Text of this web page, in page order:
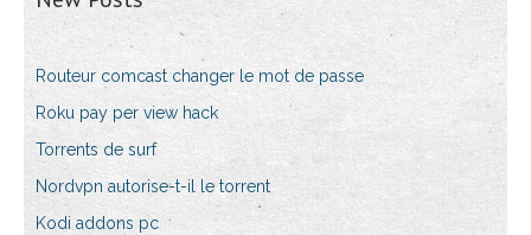
Routeur comcast changer le mot de passe
Roku pay per view hack
Torrents de surf
Nordvpn autorise-t-il le torrent
Kodi addons pc